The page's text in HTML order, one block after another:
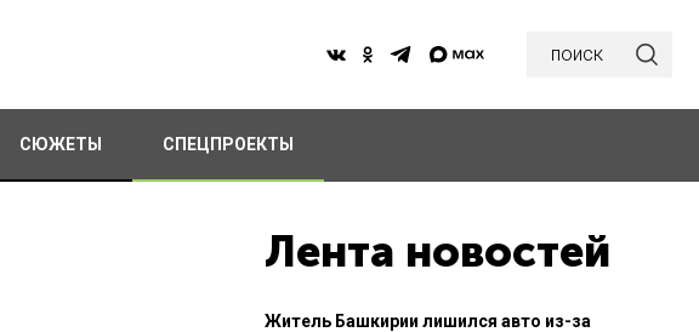
поиск
СЮЖЕТЫ СПЕЦПРОЕКТЫ
Лента новостей
Житель Башкирии лишился авто из-за